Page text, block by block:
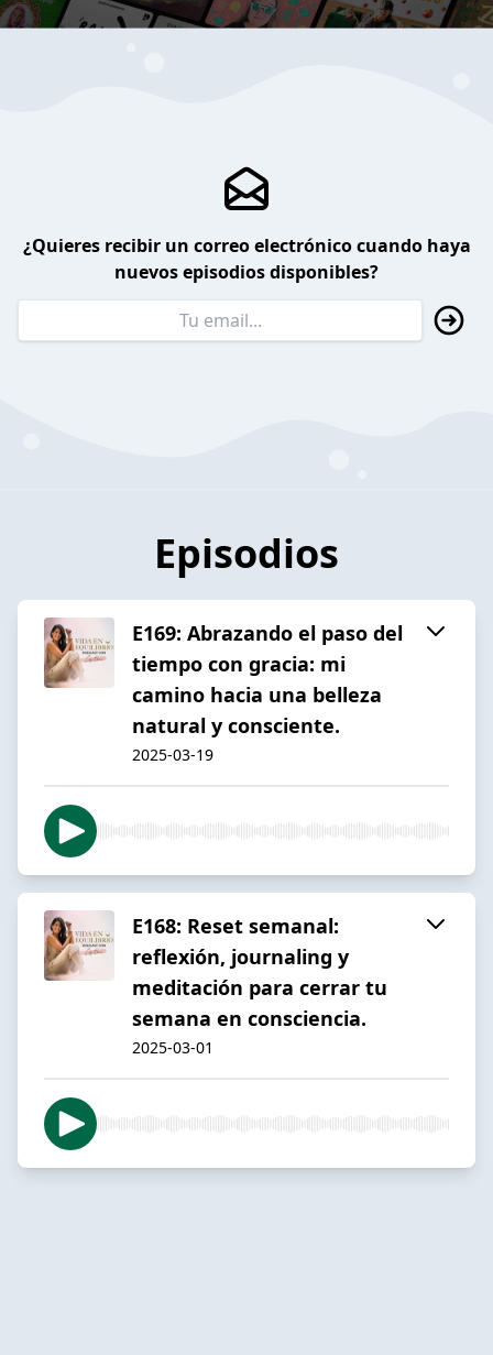
¿Quieres recibir un correo electrónico cuando haya
nuevos episodios disponibles?
Episodios
E169: Abrazando el paso del
tiempo con gracia: mi
camino hacia una belleza
natural y consciente.
2025-03-19
E168: Reset semanal:
reflexión, journaling y
meditación para cerrar tu
semana en consciencia.
2025-03-01